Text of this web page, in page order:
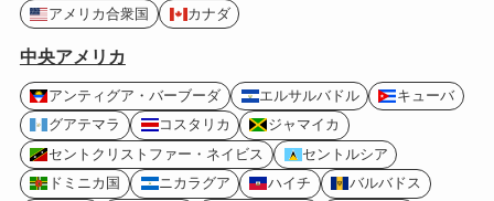
アメリカ合衆国 カナダ
中央アメリカ
アンティグア・バーブーダ エルサルバドル
キューバ
グアテマラ
コスタリカ
ジャマイカ
セントクリストファー・ネイビス
セントルシア
ドミニカ国
ニカラグア ハイチ
バルバドス